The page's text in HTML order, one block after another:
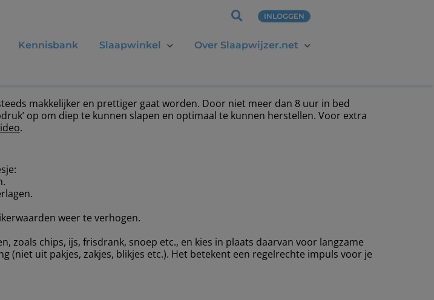
INLOGGEN
Kennisbank Slaapwinkel Over Slaapwijzer.net
makkelijker en prettiger gaat worden. Door niet meer dan 8 uur in bed
op om diep te kunnen slapen en optimaal te kunnen herstellen. Voor extra
.
weer te verhogen.
zoals chips, ijs, frisdrank, snoep etc., en kies in plaats daarvan voor langzame
uit pakjes, zakjes, blikjes etc.). Het betekent een regelrechte impuls voor je